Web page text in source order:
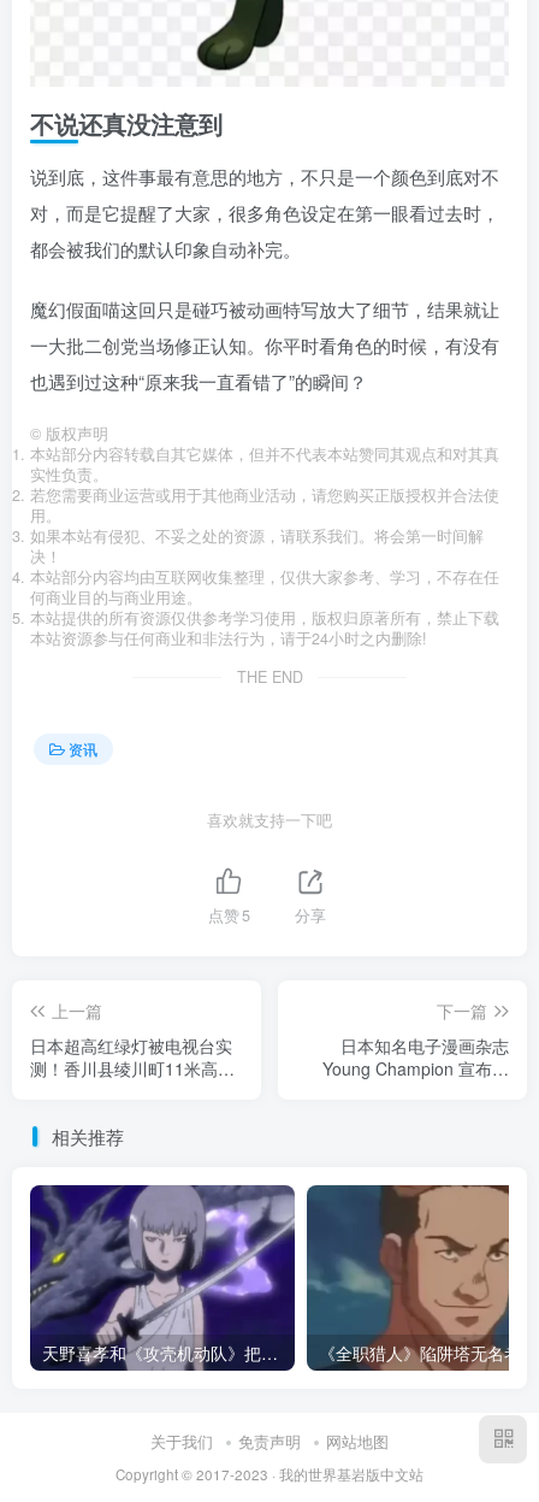
不说还真没注意到
说到底，这件事最有意思的地方，不只是一个颜色到底对不
对，而是它提醒了大家，很多角色设定在第一眼看过去时，
都会被我们的默认印象自动补完。
魔幻假面喵这回只是碰巧被动画特写放大了细节，结果就让
一大批二创党当场修正认知。你平时看角色的时候，有没有
也遇到过这种“原来我一直看错了”的瞬间？
© 版权声明
本站部分内容转载自其它媒体，但并不代表本站赞同其观点和对其真
实性负责。
若您需要商业运营或用于其他商业活动，请您购买正版授权并合法使
用。
如果本站有侵犯、不妥之处的资源，请联系我们。将会第一时间解
决！
本站部分内容均由互联网收集整理，仅供大家参考、学习，不存在任
何商业目的与商业用途。
本站提供的所有资源仅供参考学习使用，版权归原著所有，禁止下载
本站资源参与任何商业和非法行为，请于24小时之内删除!
THE END
资讯
喜欢就支持一下吧
点赞5 分享
上一篇
日本超高红绿灯被电视台实
测！香川县绫川町11米高信
下一篇
日本知名电子漫画杂志
Young Champion 宣布休
相关推荐
天野喜孝和《攻壳机动队》把话挑明：动画最怕的不是 AI，而是把人的痕迹磨平！
关于我们 免责声明 网站地图
Copyright © 2017-2023 · 我的世界基岩版中文站